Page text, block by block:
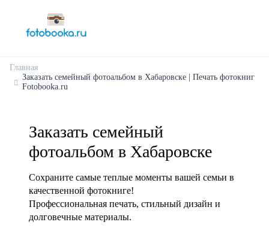
Главная
Заказать семейный фотоальбом в Хабаровске | Печать фотокниг
Fotobooka.ru
Заказать семейный
фотоальбом в Хабаровске
Сохраните самые теплые моменты вашей семьи в
качественной фотокниге!
Профессиональная печать, стильный дизайн и
долговечные материалы.